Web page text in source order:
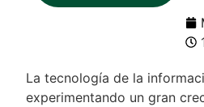
La tecnología de la
experimentando un gran